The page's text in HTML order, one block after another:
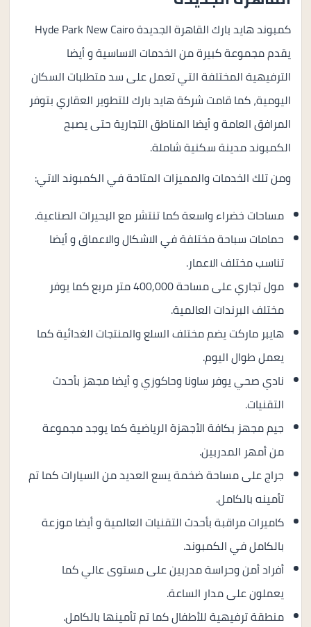
كمبوند هايد بارك القاهرة الجديدة Hyde Park New Cairo
يقدم مجموعة كبيرة من الخدمات الاساسية و أيضا
الترفيهية المختلفة التي تعمل على سد متطلبات السكان
اليومية، كما قامت شركة هايد بارك للتطوير العقاري بتوفر
المرافق العامة و أيضا المناطق التجارية حتى يصبح
الكمبوند مدينة سكنية شاملة.
ومن تلك الخدمات والمميزات المتاحة في الكمبوند الاتي:
مساحات خضراء واسعة كما تنتشر مع البحيرات الصناعية.
حمامات سباحة مختلفة في الاشكال والاعماق و أيضا
تناسب مختلف الاعمار.
مول تجاري على مساحة 400,000 متر مربع كما يوفر
مختلف البرندات العالمية.
هايبر ماركت يضم مختلف السلع والمنتجات الغدائية كما
يعمل طوال اليوم.
نادي صحي يوفر ساونا وحاكوزي و أيضا مجهز بأحدث
التقنيات.
جيم مجهز بكافة الأجهزة الرياضية كما يوجد مجموعة
من أمهر المدربين.
جراج على مساحة ضخمة يسع العديد من السيارات كما تم
تأمينه بالكامل.
كاميرات مراقبة بأحدث التقنيات العالمية و أيضا موزعة
بالكامل في الكمبوند.
أفراد أمن وحراسة مدربين على مستوى عالي كما
يعملون على مدار الساعة.
منطقة ترفيهية للأطفال كما تم تأمينها بالكامل.